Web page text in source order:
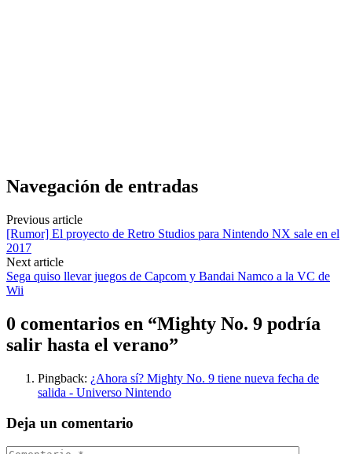
Navegación de entradas
Previous article
[Rumor] El proyecto de Retro Studios para Nintendo NX sale en el
2017
Next article
Sega quiso llevar juegos de Capcom y Bandai Namco a la VC de
Wii
0 comentarios en “Mighty No. 9 podría
salir hasta el verano”
Pingback: ¿Ahora sí? Mighty No. 9 tiene nueva fecha de
salida - Universo Nintendo
Deja un comentario